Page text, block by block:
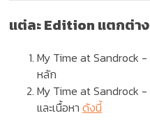
แต่ละ Edition แตกต่า
My Time at Sandrock -
หลัก
My Time at Sandrock -
และเนื้อหา ดังนี้